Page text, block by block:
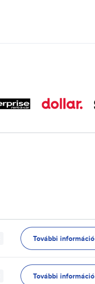
További információ
További információ